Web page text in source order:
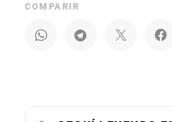
COMPARIR